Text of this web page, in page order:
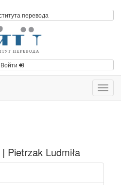
перевода
Войти
Ludmiła